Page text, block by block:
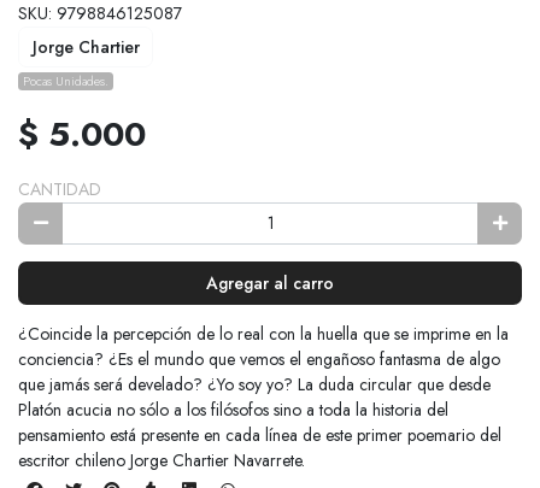
SKU: 9798846125087
Jorge Chartier
Pocas Unidades.
$ 5.000
CANTIDAD
Agregar al carro
¿Coincide la percepción de lo real con la huella que se imprime en la
conciencia? ¿Es el mundo que vemos el engañoso fantasma de algo
que jamás será develado? ¿Yo soy yo? La duda circular que desde
Platón acucia no sólo a los filósofos sino a toda la historia del
pensamiento está presente en cada línea de este primer poemario del
escritor chileno Jorge Chartier Navarrete.